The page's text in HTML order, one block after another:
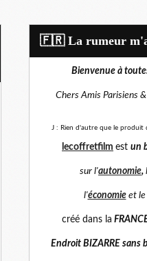
​🇫🇷​ La rumeur
Bienvenue à
Chers Amis Parisiens
J : Rien d'autre que le produit
lecoffretfilm est un
sur l'autonomie,
l'économie et le
créé dans la
Endroit BIZARRE sans